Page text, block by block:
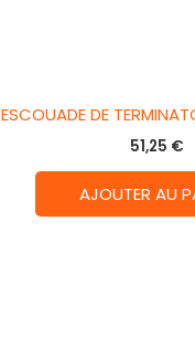
ESCOUADE DE
51,25 €
AJOUTER AU